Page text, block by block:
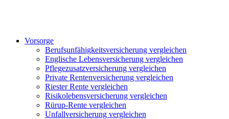
Vorsorge
Berufsunfähigkeitsversicherung vergleichen
Englische Lebensversicherung vergleichen
Pflegezusatzversicherung vergleichen
Private Rentenversicherung vergleichen
Riester Rente vergleichen
Risikolebensversicherung vergleichen
Rürup-Rente vergleichen
Unfallversicherung vergleichen